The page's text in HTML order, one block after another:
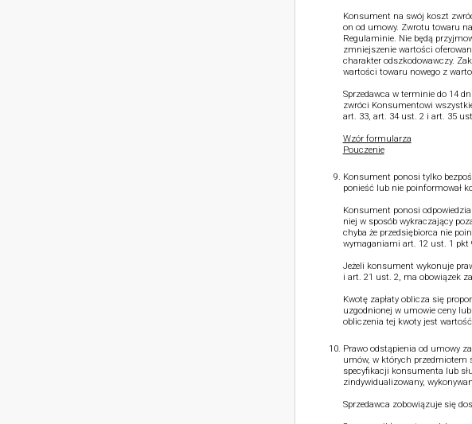
Konsument na swój koszt
on od umowy. Zwrotu towaru
Regulaminie. Nie będą
zmniejszenie wartości
charakter odszkodowawczy.
wartości towaru nowego z
Sprzedawca w terminie do 14
zwróci Konsumentowi
art. 33, art. 34 ust. 2 i art. 35
Wzór formularza
Pouczenie
Konsument ponosi tylko
ponieść lub nie poinformował
Konsument ponosi
niej w sposób wykraczający
chyba że przedsiębiorca nie
wymaganiami art. 12 ust. 1 pkt
Jeżeli konsument wykonuje
i art. 21 ust. 2, ma obowiązek
Kwotę zapłaty oblicza się
uzgodnionej w umowie ceny
obliczenia tej kwoty jest
Prawo odstąpienia od umowy
umów, w których przedmiotem
specyfikacji konsumenta lub
zindywidualizowany,
Sprzedawca zobowiązuje się